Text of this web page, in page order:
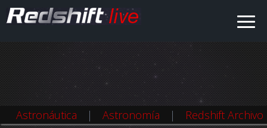
Astronáutica Astronomía Redshift Archivo
Astronáutica Astronomía Redshift Archivo